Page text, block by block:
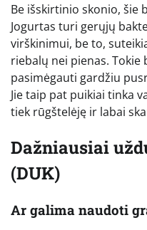
Be išskirtinio skonio, šie
Jogurtas turi gerųjų
virškinimui, be to,
riebalų nei pienas.
pasimėgauti gardžiu
Jie taip pat puikiai tinka
tiek rūgštelėję ir labai
Dažniausiai
(DUK)
Ar galima naudoti